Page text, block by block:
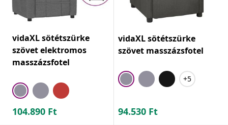
vidaXL sötétszürke
szövet elektromos
masszázsfotel
104.890 Ft
vidaXL sötétszürke
szövet masszázsfotel
+5
94.530 Ft